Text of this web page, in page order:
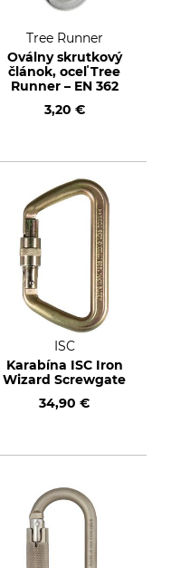
Tree Runner
Oválny skrutkový
článok, oceľ Tree
Runner – EN 362
3,20 €
ISC
Karabína ISC Iron
Wizard Screwgate
34,90 €